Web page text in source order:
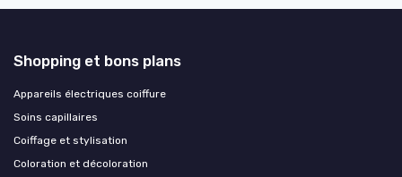
Shopping et bons plans
Appareils électriques coiffure
Soins capillaires
Coiffage et stylisation
Coloration et décoloration